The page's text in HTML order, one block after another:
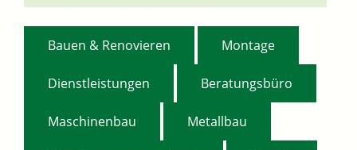
Bauen & Renovieren Montage
Dienstleistungen Beratungsbüro
Maschinenbau Metallbau